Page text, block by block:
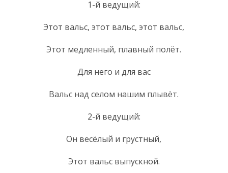
1-й ведущий:
Этот вальс, этот вальс, этот вальс,
Этот медленный, плавный полёт.
Для него и для вас
Вальс над селом нашим плывёт.
2-й ведущий:
Он весёлый и грустный,
Этот вальс выпускной.